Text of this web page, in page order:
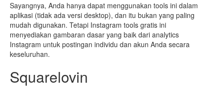
Sayangnya, Anda hanya dapat menggunakan tools ini dalam
aplikasi (tidak ada versi desktop), dan itu bukan yang paling
mudah digunakan. Tetapi Instagram tools gratis ini
menyediakan gambaran dasar yang baik dari analytics
Instagram untuk postingan individu dan akun Anda secara
keseluruhan.
Squarelovin